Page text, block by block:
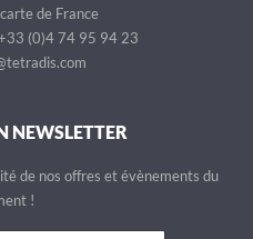
carte de France
+33 (0)4 74 95 94 23
NEWSLETTER
de nos offres et évènements du
!